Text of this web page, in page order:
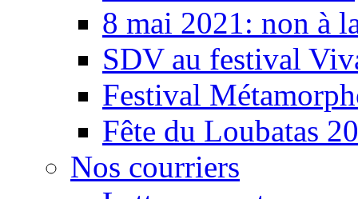
8 mai 2021: non à
SDV au festival
Festival
Fête du Loubatas
Nos courriers